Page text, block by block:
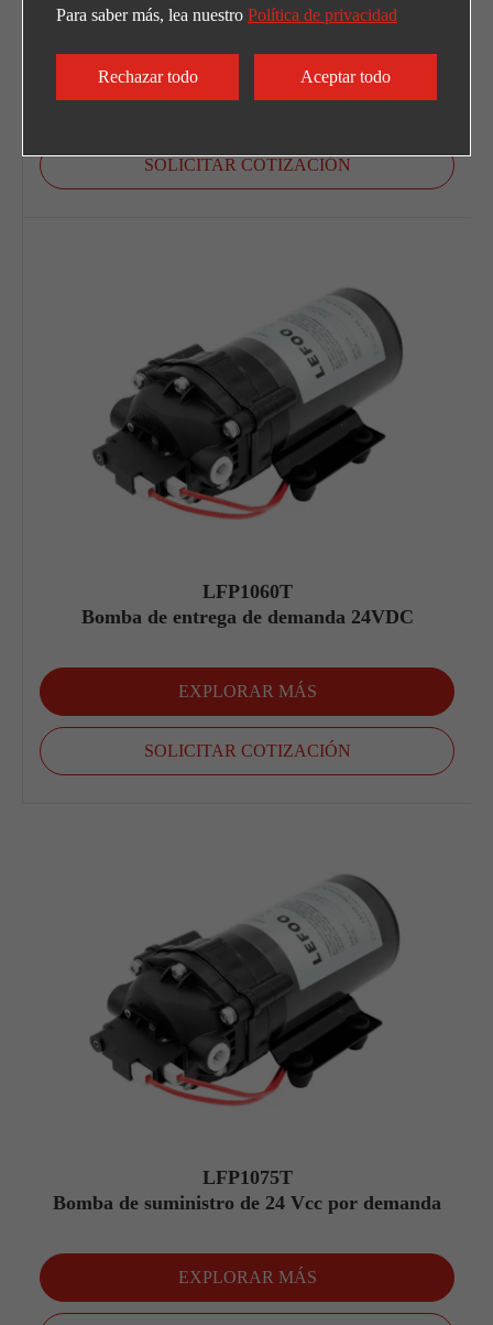
LFP5150T
Bomba de suministro de demanda de 115 VCA
EXPLORAR MÁS
SOLICITAR COTIZACIÓN
LFP1060T
Bomba de entrega de demanda 24VDC
EXPLORAR MÁS
SOLICITAR COTIZACIÓN
LFP1075T
Bomba de suministro de 24 Vcc por demanda
EXPLORAR MÁS
Para saber más, lea nuestro Política de privacidad
Rechazar todo Aceptar todo